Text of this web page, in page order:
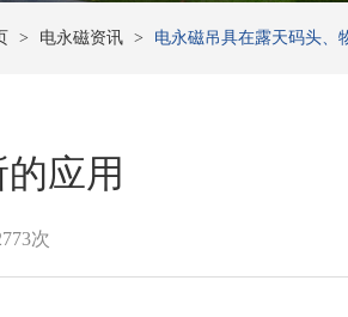
> 电永磁资讯 > 电永磁吊具在露天码头、
应用
次